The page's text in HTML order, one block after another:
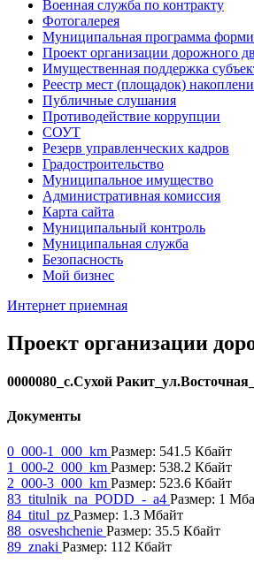
Военная служба по контракту
Фотогалерея
Муниципальная программа
Проект организации дорожного
Имущественная поддержка
Реестр мест (площадок)
Публичные слушания
Противодействие коррупции
СОУТ
Резерв управленческих кадров
Градостроительство
Муниципальное имущество
Административная комиссия
Карта сайта
Муниципальный контроль
Муниципальная служба
Безопасность
Мой бизнес
Интернет приемная
Проект организации
0000080_с.Сухой
Документы
0_000-1_000_km Размер: 541.5 Кбайт
1_000-2_000_km Размер: 538.2 Кбайт
2_000-3_000_km Размер: 523.6 Кбайт
83_titulnik_na_PODD_-_a4 Размер: 1
84_titul_pz Размер: 1.3 Мбайт
88_osveshchenie Размер: 35.5 Кбайт
89_znaki Размер: 112 Кбайт